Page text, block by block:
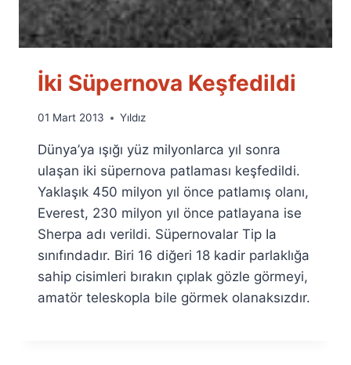
İki Süpernova Keşfedildi
By
Fuat
Özyar
01 Mart 2013 Yıldız
Dünya’ya ışığı yüz milyonlarca yıl sonra
ulaşan iki süpernova patlaması keşfedildi.
Yaklaşık 450 milyon yıl önce patlamış olanı,
Everest, 230 milyon yıl önce patlayana ise
Sherpa adı verildi. Süpernovalar Tip Ia
sınıfındadır. Biri 16 diğeri 18 kadir parlaklığa
sahip cisimleri bırakın çıplak gözle görmeyi,
amatör teleskopla bile görmek olanaksızdır.